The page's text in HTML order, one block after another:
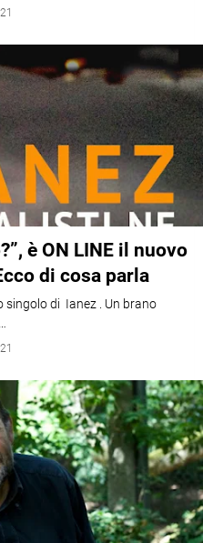
è ON LINE il nuovo
di cosa parla
singolo di Ianez . Un brano